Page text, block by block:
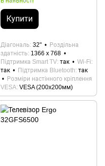
Купити
Діагональ 32"
Роздільна
здатність 1366 x 768
Підтримка Smart TV так
Wi-Fi
так
Підтримка Bluetooth так
Розміри настінного кріплення
VESA VESA (200x200мм)